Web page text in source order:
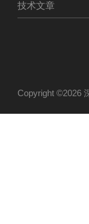
技术文章
Copyright ©2026